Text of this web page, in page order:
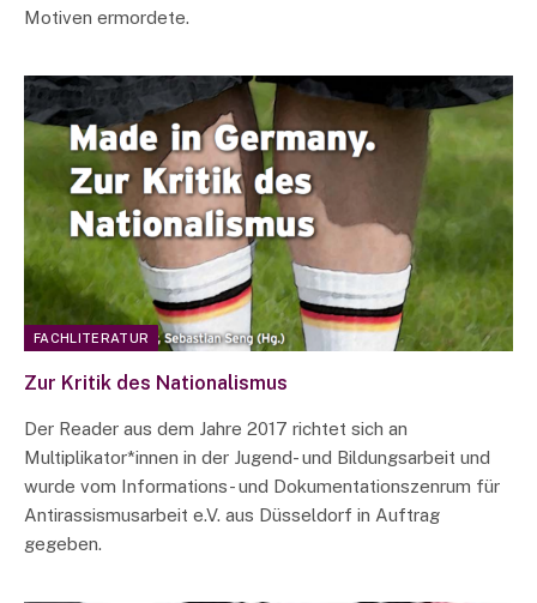
Motiven ermordete.
FACHLITERATUR
Zur Kritik des Nationalismus
Der Reader aus dem Jahre 2017 richtet sich an
Multiplikator*innen in der Jugend- und Bildungsarbeit und
wurde vom Informations- und Dokumentationszenrum für
Antirassismusarbeit e.V. aus Düsseldorf in Auftrag
gegeben.